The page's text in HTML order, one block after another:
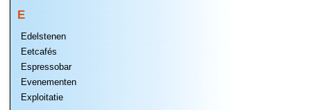
E
Edelstenen
Eetcafés
Espressobar
Evenementen
Exploitatie